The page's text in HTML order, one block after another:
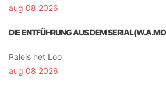
aug 08 2026
DIE ENTFÜHRUNG AUS DEM
Paleis het Loo
aug 08 2026